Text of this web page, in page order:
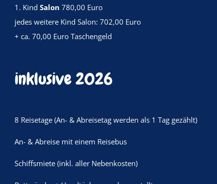
1. Kind Salon 780,00 Euro
jedes weitere Kind Salon: 702,00 Euro
+ ca. 70,00 Euro Taschengeld
inklusive 2026
8 Reisetage (An- & Abreisetag werden als 1 Tag gezählt)
An- & Abreise mit einem Reisebus
Schiffsmiete (inkl. aller Nebenkosten)